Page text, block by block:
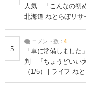
人気 「こんなの初
北海道 ねとらぼリサ
5
コメント数： 4
「車に常備しまし
判 「ちょうどいい
（1/5） | ライフ ね